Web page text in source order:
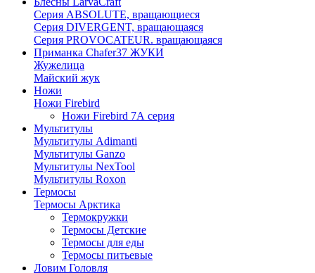
Серия ABSOLUTE, вращающиеся
Серия DIVERGENT, вращающаяся
Серия PROVOCATEUR. вращающаяся
Приманка Chafer37 ЖУКИ
Жужелица
Майский жук
Ножи
Ножи Firebird
Ножи Firebird 7А серия
Мультитулы
Мультитулы Adimanti
Мультитулы Ganzo
Мультитулы NexTool
Мультитулы Roxon
Термосы
Термосы Арктика
Термокружки
Термосы Детские
Термосы для еды
Термосы питьевые
Ловим Головля